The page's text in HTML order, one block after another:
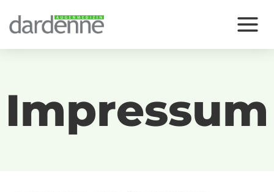
Inhalt
Impressum